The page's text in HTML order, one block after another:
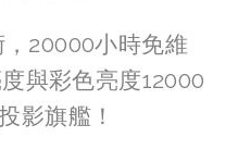
20000小時免維
與彩色亮度12000
影旗艦！